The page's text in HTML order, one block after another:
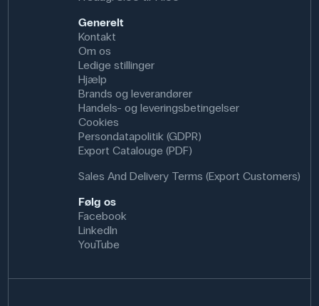
Generelt
Kontakt
Om os
Ledige stillinger
Hjælp
Brands og leverandører
Handels- og leveringsbetingelser
Cookies
Persondatapolitik (GDPR)
Export Catalouge (PDF)
Sales And Delivery Terms (Export Customers)
Følg os
Facebook
LinkedIn
YouTube